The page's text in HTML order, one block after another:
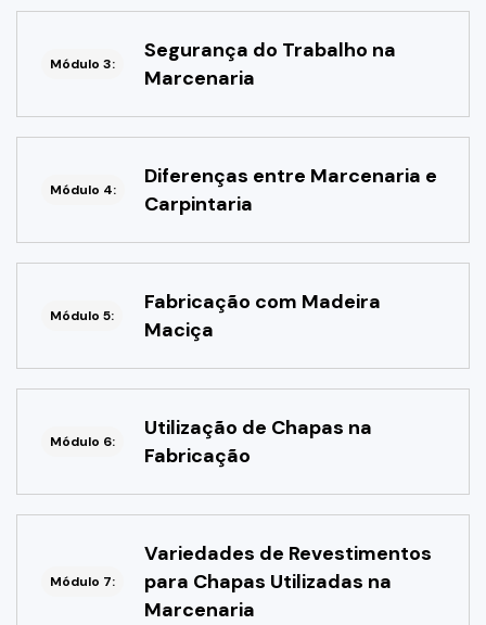
Módulo 3:
Segurança do Trabalho na
Marcenaria
Módulo 4:
Diferenças entre Marcenaria e
Carpintaria
Módulo 5:
Fabricação com Madeira
Maciça
Módulo 6:
Utilização de Chapas na
Fabricação
Módulo 7:
Variedades de Revestimentos
para Chapas Utilizadas na
Marcenaria